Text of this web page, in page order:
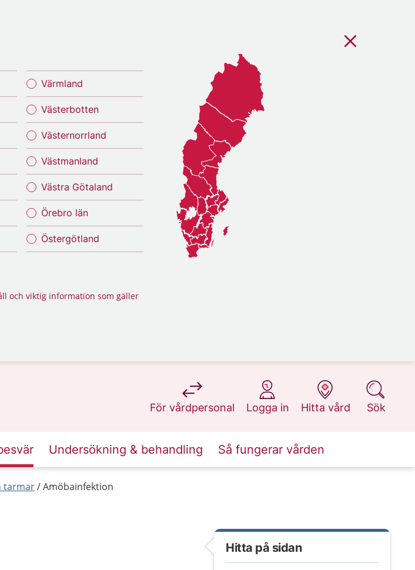
Värmland
Västerbotten
Västernorrland
Västmanland
Västra Götaland
Örebro län
Östergötland
och viktig information som gäller
För vårdpersonal
på 1177.se
Logga in
på 1177.se
Hitta vård
på 1177.se
Sök
på 1177.se
Undersökning & behandling Så fungerar vården
tarmar Amöbainfektion
Hitta på sidan